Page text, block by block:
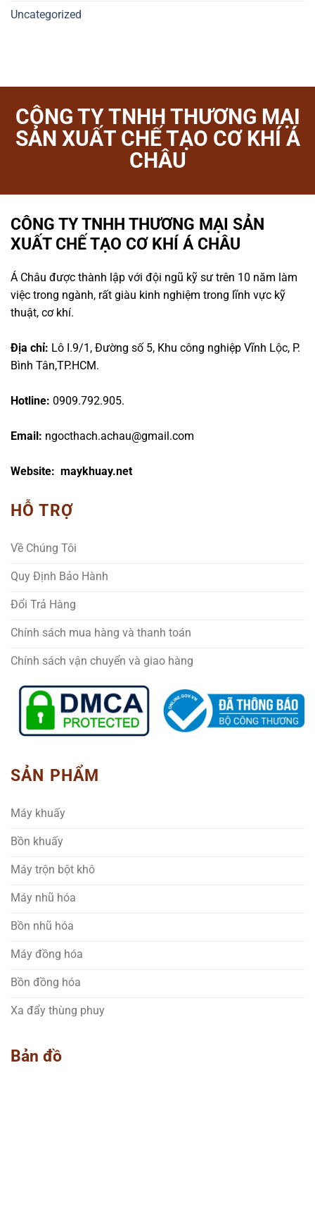
Uncategorized
CÔNG TY TNHH THƯƠNG MẠI
SẢN XUẤT CHẾ TẠO CƠ KHÍ Á
CHÂU
CÔNG TY TNHH THƯƠNG MẠI SẢN
XUẤT CHẾ TẠO CƠ KHÍ Á CHÂU
Á Châu được thành lập với đội ngũ kỹ sư trên 10 năm làm
việc trong ngành, rất giàu kinh nghiệm trong lĩnh vực kỹ
thuật, cơ khí.
Địa chỉ: Lô I.9/1, Đường số 5, Khu công nghiệp Vĩnh Lộc, P.
Bình Tân,TP.HCM.
Hotline: 0909.792.905.
Email: ngocthach.achau@gmail.com
Website: maykhuay.net
HỖ TRỢ
Về Chúng Tôi
Quy Định Bảo Hành
Đổi Trả Hàng
Chính sách mua hàng và thanh toán
Chính sách vận chuyển và giao hàng
SẢN PHẨM
Máy khuấy
Bồn khuấy
Máy trộn bột khô
Máy nhũ hóa
Bồn nhũ hóa
Máy đồng hóa
Bồn đồng hóa
Xa đẩy thùng phuy
Bản đồ